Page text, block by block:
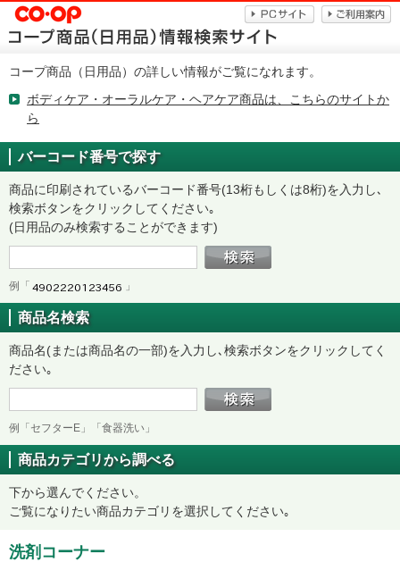
コープ商品（日用品）の詳しい情報がご覧になれます。
ボディケア・オーラルケア・ヘアケア商品は、こちらのサイトか
ら
バーコード番号で探す
商品に印刷されているバーコード番号(13桁もしくは8桁)を入力し､
検索ボタンをクリックしてください｡
(日用品のみ検索することができます)
例「 」
商品名検索
商品名(または商品名の一部)を入力し､検索ボタンをクリックしてく
ださい｡
例「セフターE」「食器洗い」
商品カテゴリから調べる
下から選んでください。
ご覧になりたい商品カテゴリを選択してください｡
洗剤コーナー